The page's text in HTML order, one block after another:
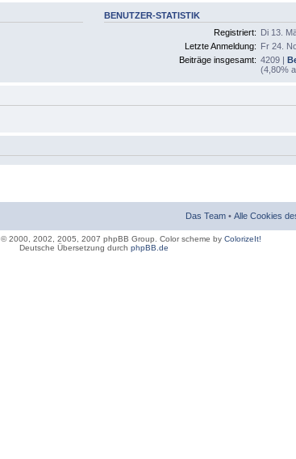
BENUTZER-STATISTIK
Registriert: Di 13.
Letzte Anmeldung: Fr 24.
Beiträge insgesamt: 4209 |
(4,80%
Das Team • Alle Cookies
© 2000, 2002, 2005, 2007 phpBB Group. Color scheme by ColorizeIt!
Deutsche Übersetzung durch phpBB.de